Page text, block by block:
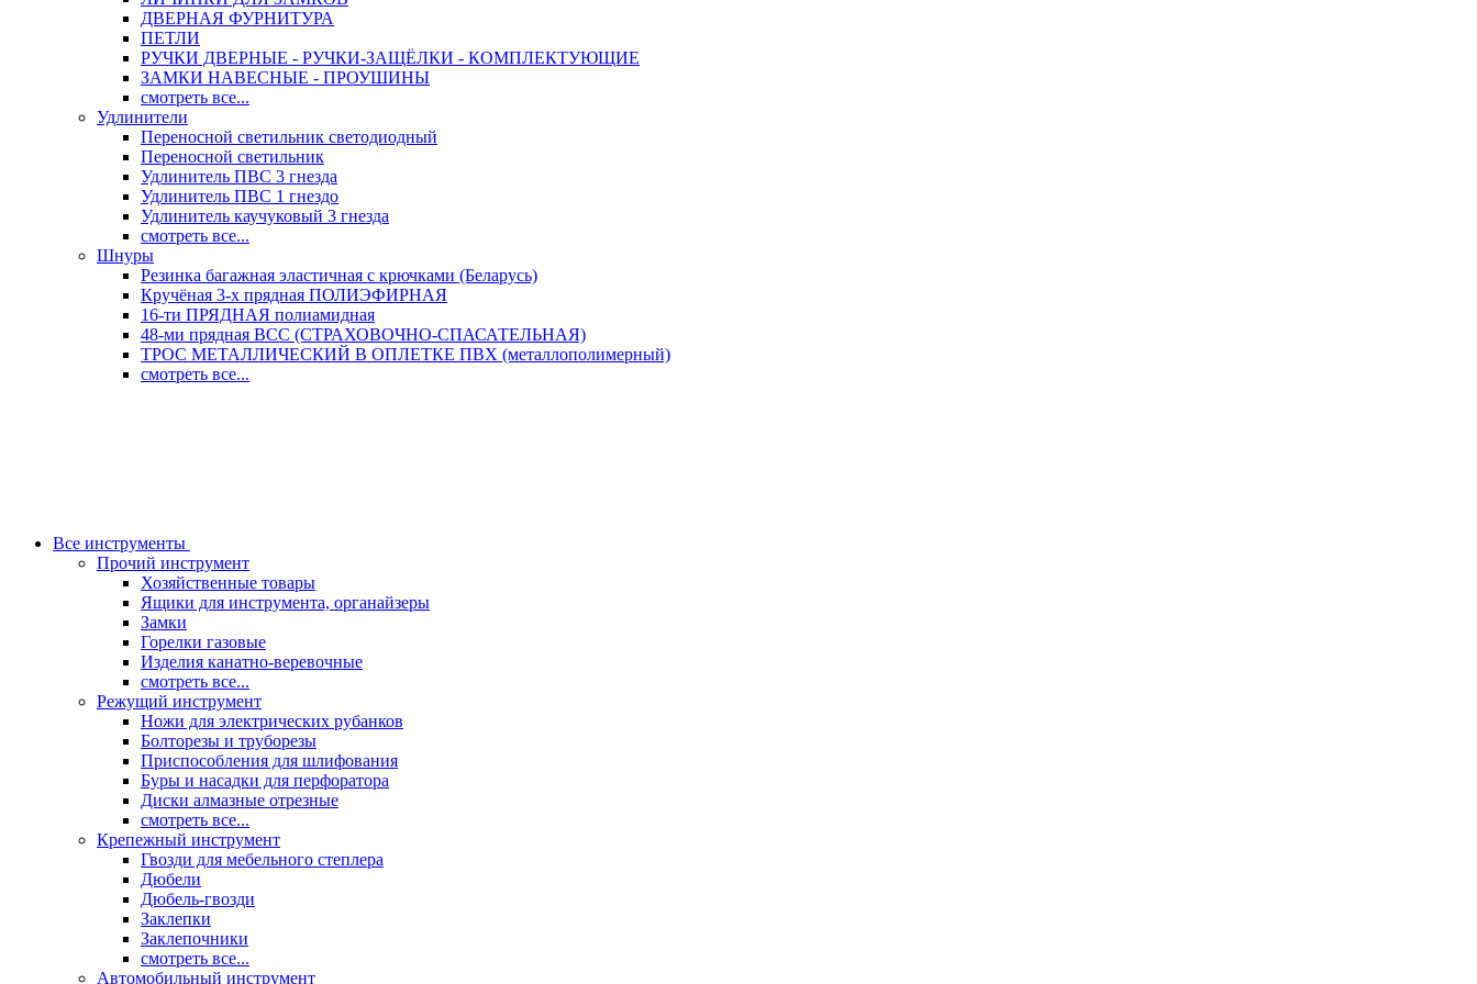
ДВЕРНАЯ ФУРНИТУРА
ПЕТЛИ
РУЧКИ ДВЕРНЫЕ - РУЧКИ-ЗАЩЁЛКИ - КОМПЛЕКТУЮЩИЕ
ЗАМКИ НАВЕСНЫЕ - ПРОУШИНЫ
смотреть все...
Удлинители
Переносной светильник светодиодный
Переносной светильник
Удлинитель ПВС 3 гнезда
Удлинитель ПВС 1 гнездо
Удлинитель каучуковый 3 гнезда
смотреть все...
Шнуры
Резинка багажная эластичная с крючками (Беларусь)
Кручёная 3-х прядная ПОЛИЭФИРНАЯ
16-ти ПРЯДНАЯ полиамидная
48-ми прядная ВСС (СТРАХОВОЧНО-СПАСАТЕЛЬНАЯ)
ТРОС МЕТАЛЛИЧЕСКИЙ В ОПЛЕТКЕ ПВХ (металлополимерный)
смотреть все...
Все инструменты
Прочий инструмент
Хозяйственные товары
Ящики для инструмента, органайзеры
Замки
Горелки газовые
Изделия канатно-веревочные
смотреть все...
Режущий инструмент
Ножи для электрических рубанков
Болторезы и труборезы
Приспособления для шлифования
Буры и насадки для перфоратора
Диски алмазные отрезные
смотреть все...
Крепежный инструмент
Гвозди для мебельного степлера
Дюбели
Дюбель-гвозди
Заклепки
Заклепочники
смотреть все...
Автомобильный инструмент